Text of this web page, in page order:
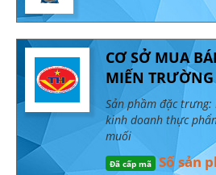
CƠ SỞ MUA
MIẾN
Sản phầm đặc
kinh doanh thực
muối
Đã cấp mã Số sản